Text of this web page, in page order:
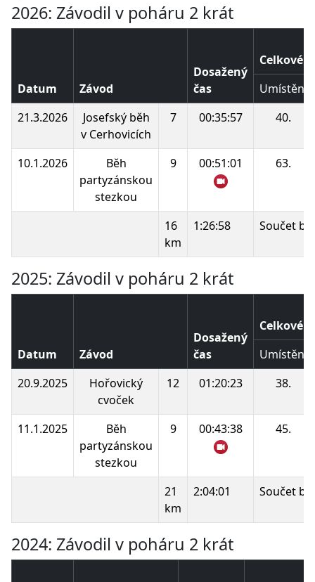
2026: Závodil v poháru 2 krát
Datum Závod
Dosažený
čas
Celkové
Umístění
21.3.2026
Josefský běh
v Cerhovicích
7 00:35:57 40.
10.1.2026
Běh
partyzánskou
stezkou
9 00:51:01 63.
16
km
1:26:58 Součet
2025: Závodil v poháru 2 krát
Datum Závod
Dosažený
čas
Celkové
Umístění
20.9.2025
Hořovický
cvoček
12 01:20:23 38.
11.1.2025
Běh
partyzánskou
stezkou
9 00:43:38 45.
21
km
2:04:01 Součet
2024: Závodil v poháru 2 krát